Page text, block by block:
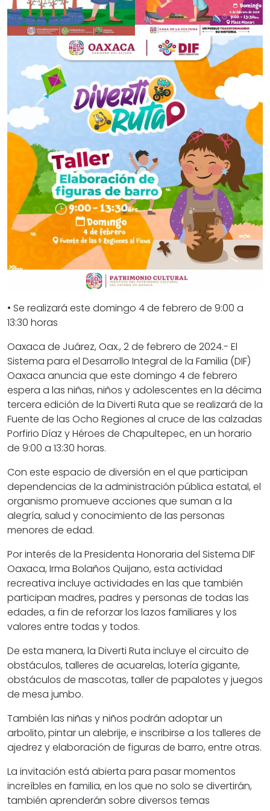
• Se realizará este domingo 4 de febrero de 9:00 a
13:30 horas
Oaxaca de Juárez, Oax., 2 de febrero de 2024.- El
Sistema para el Desarrollo Integral de la Familia (DIF)
Oaxaca anuncia que este domingo 4 de febrero
espera a las niñas, niños y adolescentes en la décima
tercera edición de la Diverti Ruta que se realizará de la
Fuente de las Ocho Regiones al cruce de las calzadas
Porfirio Díaz y Héroes de Chapultepec, en un horario
de 9:00 a 13:30 horas.
Con este espacio de diversión en el que participan
dependencias de la administración pública estatal, el
organismo promueve acciones que suman a la
alegría, salud y conocimiento de las personas
menores de edad.
Por interés de la Presidenta Honoraria del Sistema DIF
Oaxaca, Irma Bolaños Quijano, esta actividad
recreativa incluye actividades en las que también
participan madres, padres y personas de todas las
edades, a fin de reforzar los lazos familiares y los
valores entre todas y todos.
De esta manera, la Diverti Ruta incluye el circuito de
obstáculos, talleres de acuarelas, lotería gigante,
obstáculos de mascotas, taller de papalotes y juegos
de mesa jumbo.
También las niñas y niños podrán adoptar un
arbolito, pintar un alebrije, e inscribirse a los talleres de
ajedrez y elaboración de figuras de barro, entre otras.
La invitación está abierta para pasar momentos
increíbles en familia, en los que no solo se divertirán,
también aprenderán sobre diversos temas